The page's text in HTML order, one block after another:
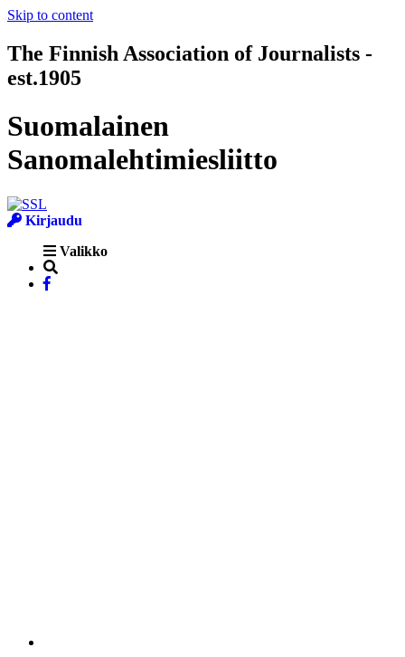
Skip to content
The Finnish Association of Journalists -
est.1905
Suomalainen
Sanomalehtimiesliitto
Kirjaudu
Valikko